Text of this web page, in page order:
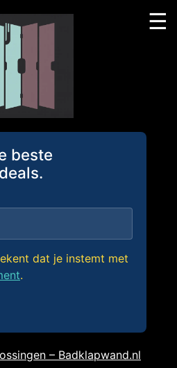
beste
dat je instemt met
.
– Badklapwand.nl
☰